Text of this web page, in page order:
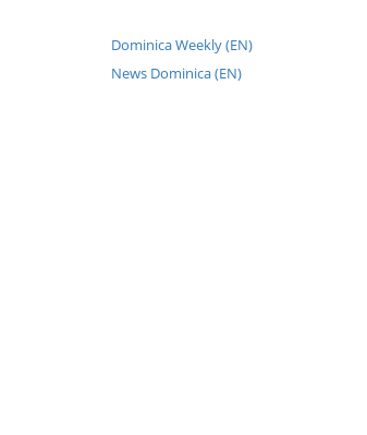
Dominica Weekly (EN)
News Dominica (EN)